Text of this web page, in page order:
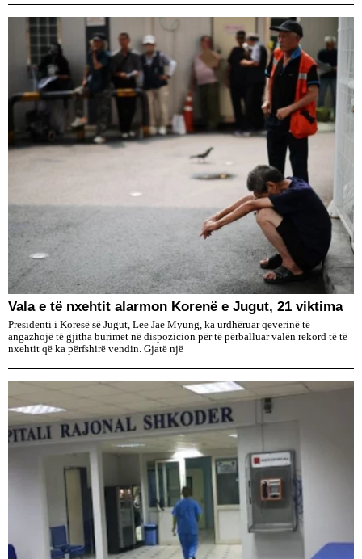
Vala e të nxehtit alarmon Korenë e Jugut, 21 viktima
Presidenti i Koresë së Jugut, Lee Jae Myung, ka urdhëruar qeverinë të
angazhojë të gjitha burimet në dispozicion për të përballuar valën rekord të të
nxehtit që ka përfshirë vendin. Gjatë një